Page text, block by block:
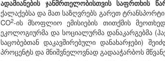
ადამიანების ჯანმრთელობისთვის საფრთხის
ქალაქებსა და მათ საზღვრებს გარეთ
CO2-ის მსოფლიო ემისიების თითქმის
ეკოლოგიურმა და სოციალურმა დანაკარგებმა
საცობებთან დაკავშირებული დანახარჯები)
პროცენტს და მნიშვნელოვნად გადააჭარბოს